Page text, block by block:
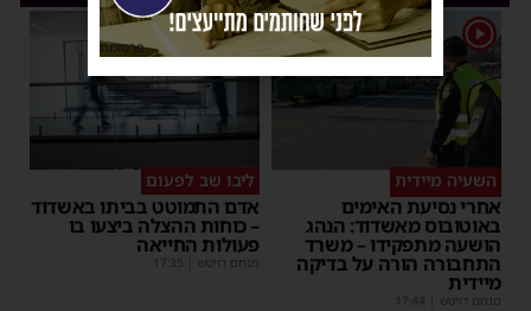
1
השעיה מיידית
אחרי נסיעת האימים
באוטובוס מאשדוד: הנהג
הושעה מתפקידו – משרד
התחבורה הורה על בדיקה
מיידית
מנחם דויטש 17:44
ליבו שב לפעום
אדם התמוטט בביתו באשדוד
– כוחות ההצלה ביצעו בו
פעולות החייאה
מנחם דויטש 17:35
פרסומת